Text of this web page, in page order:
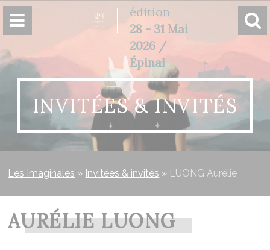
édition
28 - 31 Mai
2026 /
Épinal
INVITÉES & INVITÉS
Les Imaginales » Invitées & invités » LUONG Aurélie
AURÉLIE LUONG
Panneau de gestion des cookies